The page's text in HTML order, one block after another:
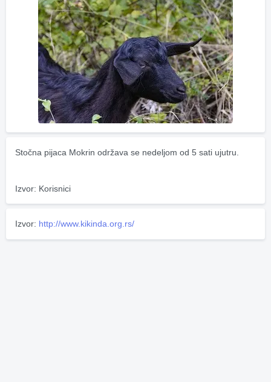
Stočna pijaca Mokrin održava se nedeljom od 5 sati ujutru.
Izvor: Korisnici
Izvor: http://www.kikinda.org.rs/